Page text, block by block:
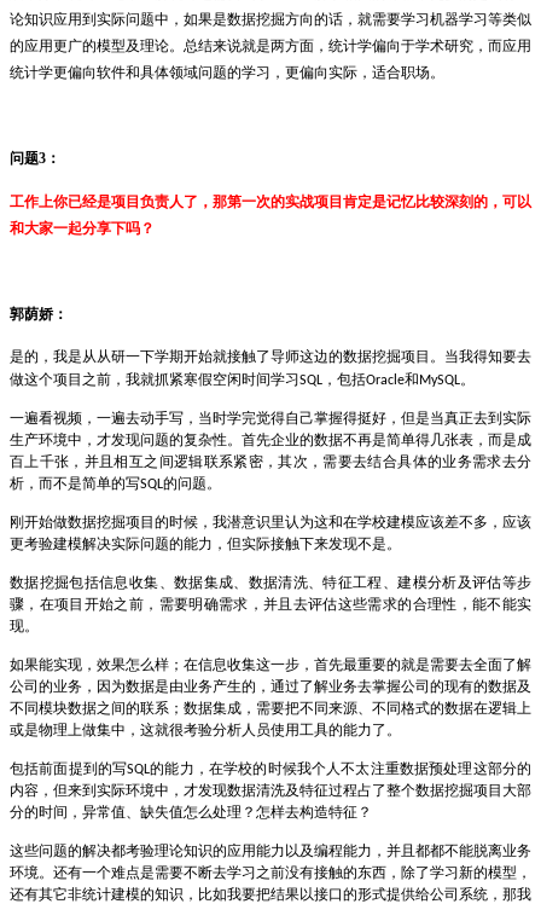
论知识应用到实际问题中，如果是数据挖掘方向的话，就需要学习机器学习等类似
的应用更广的模型及理论。总结来说就是两方面，统计学偏向于学术研究，而应用
统计学更偏向软件和具体领域问题的学习，更偏向实际，适合职场。
问题3 ：
工作上你已经是项目负责人了，那第一次的实战项目肯定是记忆比较深刻的，可以
和大家一起分享下吗？
郭荫娇：
是的，我是从从研一下学期开始就接触了导师这边的数据挖掘项目。当我得知要去
做这个项目之前，我就抓紧寒假空闲时间学习SQL ，包括Oracle和 MySQL。
一遍看视频，一遍去动手写，当时学完觉得自己掌握得挺好，但是当真正去到实际
生产环境中，才发现问题的复杂性。首先企业的数据不再是简单得几张表，而是成
百上千张，并且相互之间逻辑联系紧密，其次，需要去结合具体的业务需求去分
析，而不是简单的写SQL的问题。
刚开始做数据挖掘项目的时候，我潜意识里认为这和在学校建模应该差不多，应该
更考验建模解决实际问题的能力，但实际接触下来发现不是。
数据挖掘包括信息收集、数据集成、数据清洗、特征工程、建模分析及评估等步
骤，在项目开始之前，需要明确需求，并且去评估这些需求的合理性，能不能实
现。
如果能实现，效果怎么样；在信息收集这一步，首先最重要的就是需要去全面了解
公司的业务，因为数据是由业务产生的，通过了解业务去掌握公司的现有的数据及
不同模块数据之间的联系；数据集成，需要把不同来源、不同格式的数据在逻辑上
或是物理上做集中，这就很考验分析人员使用工具的能力了。
包括前面提到的写SQL的能力，在学校的时候我个人不太注重数据预处理这部分的
内容，但来到实际环境中，才发现数据清洗及特征过程占了整个数据挖掘项目大部
分的时间，异常值、缺失值怎么处理？怎样去构造特征？
这些问题的解决都考验理论知识的应用能力以及编程能力，并且都都不能脱离业务
环境。还有一个难点是需要不断去学习之前没有接触的东西，除了学习新的模型，
还有其它非统计建模的知识，比如我要把结果以接口的形式提供给公司系统，那我